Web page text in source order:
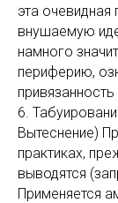
эта очевидная
внушаемую
намного
периферию,
6.
Вытеснение)
практиках,
выводятся
Применяется